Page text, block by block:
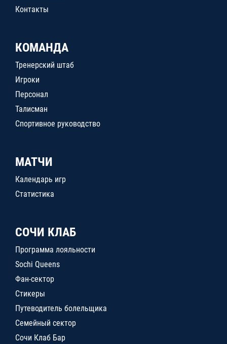
Контакты
КОМАНДА
Тренерский штаб
Игроки
Персонал
Талисман
Спортивное руководство
МАТЧИ
Календарь игр
Статистика
СОЧИ КЛАБ
Программа лояльности
Sochi Queens
Фан-сектор
Стикеры
Путеводитель болельщика
Семейный сектор
Сочи Клаб Бар